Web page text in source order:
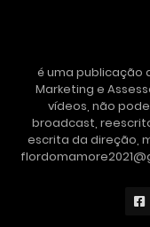
é uma publicação
Marketing e
vídeos, não
broadcast,
escrita da direção,